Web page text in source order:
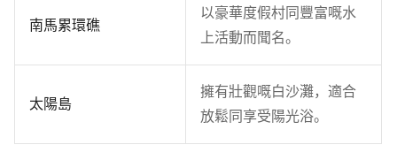
南馬累環礁
以豪華度假村同豐富嘅水
上活動而聞名。
太陽島
擁有壯觀嘅白沙灘，適合
放鬆同享受陽光浴。